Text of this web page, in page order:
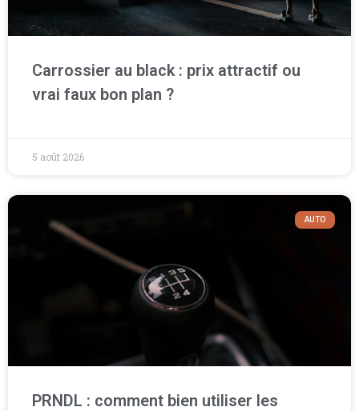
Carrossier au black : prix attractif ou
vrai faux bon plan ?
5 août 2026
AUTO
PRNDL : comment bien utiliser les